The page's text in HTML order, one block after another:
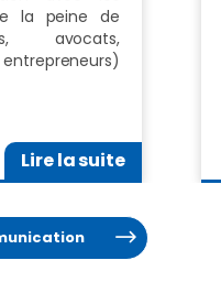
la peine de
avocats,
Lire la suite